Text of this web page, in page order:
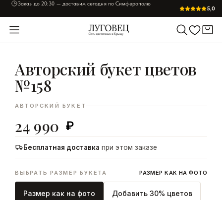
Заказ до 20:30 — доставим сегодня по Симферополю
5,0
Авторский букет цветов
№158
АВТОРСКИЙ БУКЕТ
24 990 ₽
Бесплатная доставка при этом заказе
ВЫБРАТЬ РАЗМЕР БУКЕТА РАЗМЕР КАК НА ФОТО
Размер как на фото Добавить 30% цветов